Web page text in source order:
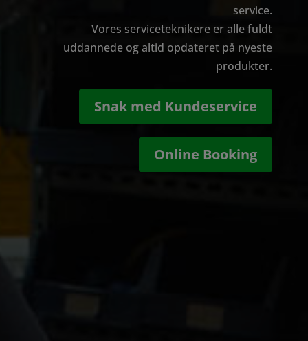
service.
Vores serviceteknikere er alle fuldt
uddannede og altid opdateret på nyeste
produkter.
Snak med Kundeservice
Online Booking